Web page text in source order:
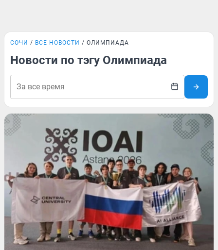
СОЧИ ВСЕ НОВОСТИ ОЛИМПИАДА
Новости по тэгу Олимпиада